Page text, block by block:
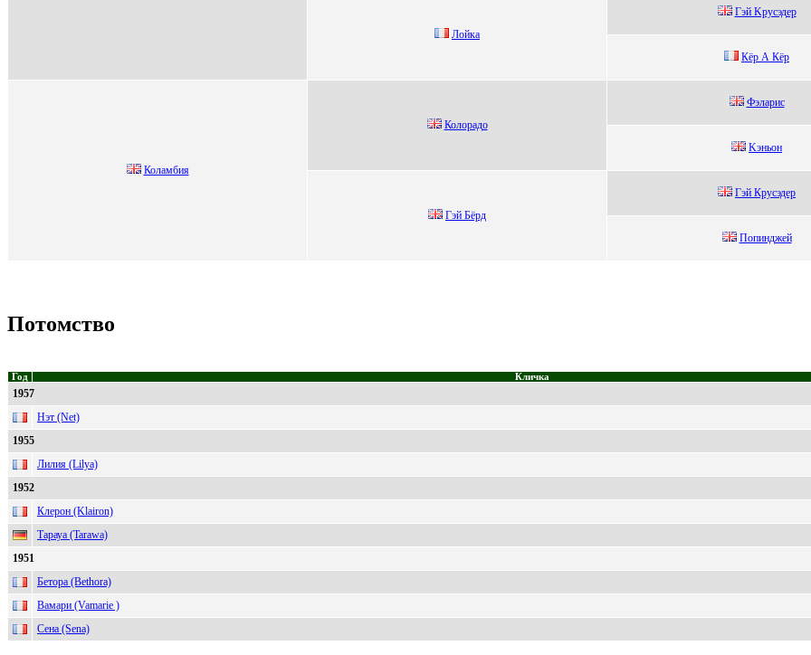
Лойкa
Гэй Kруcэдeр
Кёp А Кёp
Коламбия
Колорaдо
Фэлаpис
Kэньон
Гэй Бёрд
Гэй Кpусэдеp
Попинджeй
Потомство
Год Кличка
1957
Нэт (Net)
1955
Лилия (Lilya)
1952
Клерон (Klairon)
Тарауа (Tarawa)
1951
Бетора (Bethora)
Вамари (Vamarie )
Сена (Sena)